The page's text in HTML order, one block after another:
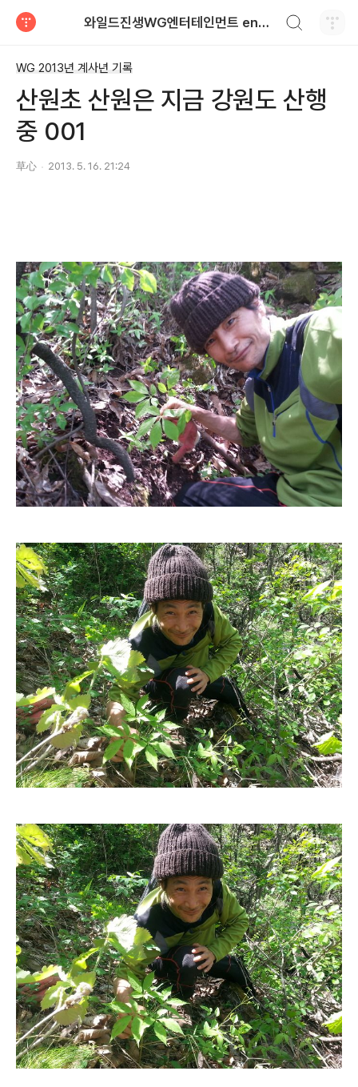
와일드진생WG엔터테인먼트 entertainment
WG 2013년 계사년 기록
산원초 산원은 지금 강원도 산행
중 001
草心 2013. 5. 16. 21:24